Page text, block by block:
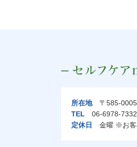
所在地〒585-0005
TEL 06-6978-
定休日
金曜 ※お客